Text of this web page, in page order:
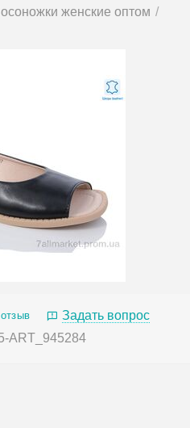
женские оптом /
Задать вопрос
ART_945284